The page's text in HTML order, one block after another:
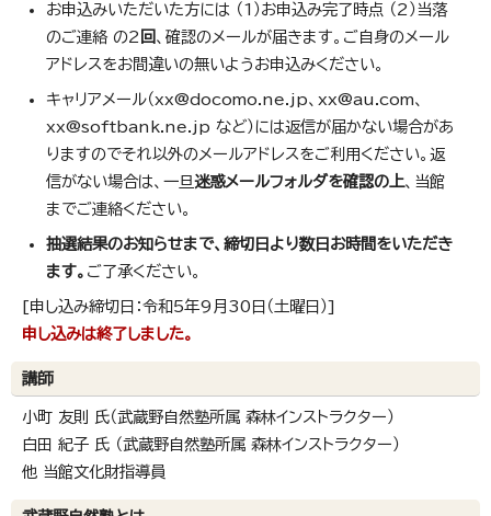
お申込みいただいた方には （1）お申込み完了時点 （2）当落
のご連絡 の2 回 、確認のメールが届きます。ご自身のメール
アドレスをお間違いの無いようお申込みください。
キャリアメール（xx@docomo.ne.jp、xx@au.com、
xx@softbank.ne.jp など）には返信が届かない場合があ
りますのでそれ以外のメールアドレスをご利用ください。返
信がない場合は、一旦迷惑メールフォルダを確認の上、当館
までご連絡ください。
抽選結果のお知らせまで、締切日より数日お時間をいただき
ます。 ご了承ください。
[申し込み締切日：令和5年9月30日（土曜日）]
申し込みは終了しました。
講師
小町 友則 氏（武蔵野自然塾所属 森林インストラクター）
白田 紀子 氏 （武蔵野自然塾所属 森林インストラクター）
他 当館文化財指導員